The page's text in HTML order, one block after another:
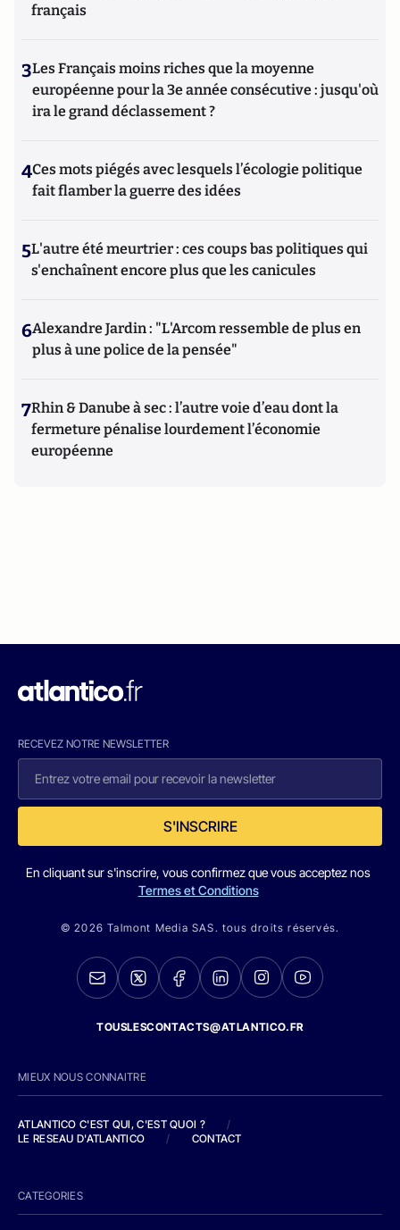
français
3Les Français moins riches que la moyenne
européenne pour la 3e année consécutive : jusqu'où
ira le grand déclassement ?
4Ces mots piégés avec lesquels l’écologie politique
fait flamber la guerre des idées
5L'autre été meurtrier : ces coups bas politiques qui
s'enchaînent encore plus que les canicules
6Alexandre Jardin : "L'Arcom ressemble de plus en
plus à une police de la pensée"
7Rhin & Danube à sec : l’autre voie d’eau dont la
fermeture pénalise lourdement l’économie
européenne
RECEVEZ NOTRE NEWSLETTER
S'INSCRIRE
En cliquant sur s'inscrire, vous confirmez que vous acceptez nos
Termes et Conditions
© 2026 Talmont Media SAS. tous droits réservés.
TOUSLESCONTACTS@ATLANTICO.FR
MIEUX NOUS CONNAITRE
ATLANTICO C'EST QUI, C'EST QUOI ?
/
LE RESEAU D'ATLANTICO
/ CONTACT
CATEGORIES